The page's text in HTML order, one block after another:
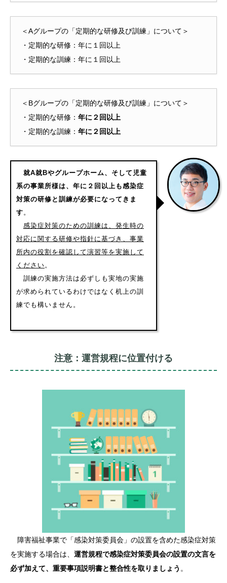
＜Aグループの「定期的な研修及び訓練」について＞
・定期的な研修：年に１回以上
・定期的な訓練：年に１回以上
＜Bグループの「定期的な研修及び訓練」について＞
・定期的な研修： 年に２回以上
・定期的な訓練： 年に２回以上
就A就Bやグループホーム、そして児童
系の事業所様は、年に２回以上も感染症
対策の研修と訓練が必要になってきま
す。
感染症対策のための訓練は、発生時の
対応に関する研修や指針に基づき、事業
所内の役割を確認して演習等を実施して
ください。
訓練の実施方法は必ずしも実地の実施
が求められているわけではなく机上の訓
練でも構いません。
注意：運営規程に位置付ける
障害福祉事業で「感染対策委員会」の設置を含めた感染症対策
を実施する場合は、 運営規程で感染症対策委員会の設置の文言を
必ず加えて、重要事項説明書と整合性を取りましょう 。